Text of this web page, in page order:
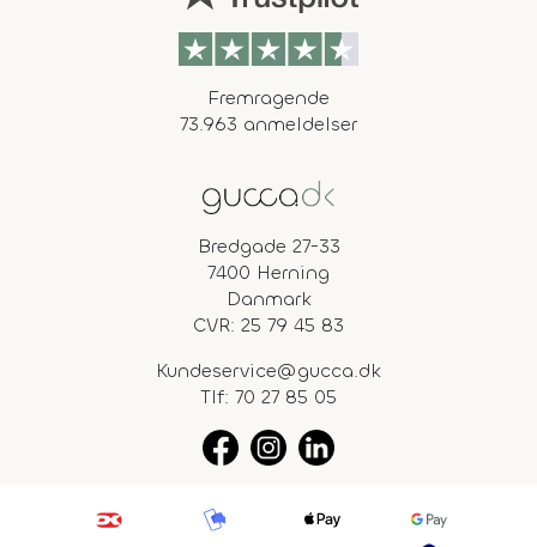
Fremragende
73.963 anmeldelser
Bredgade 27-33
7400 Herning
Danmark
CVR: 25 79 45 83
Kundeservice@gucca.dk
Tlf: 70 27 85 05